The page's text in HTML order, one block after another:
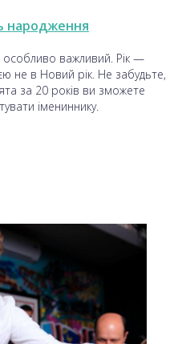
народження
важливий. Рік —
не в Новий рік. Не забудьте,
за 20 років ви зможете
імениннику.